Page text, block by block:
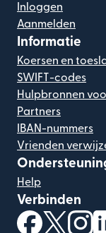
Inloggen
Aanmelden
Informatie
Koersen en
SWIFT-codes
Hulpbronnen
Partners
IBAN-nummers
Vrienden
Help
Verbinden
(wordt(wordt